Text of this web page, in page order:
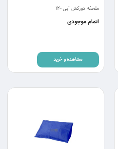
ملحفه دورکش آبی 120
اتمام موجودی
مشاهده و خرید